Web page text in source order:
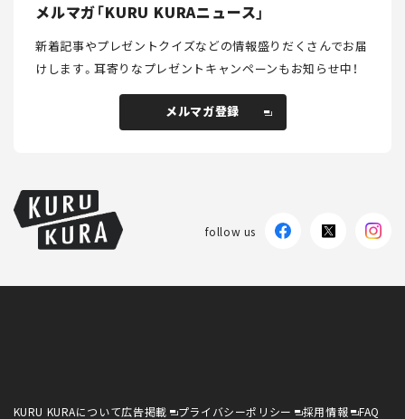
メルマガ「KURU KURAニュース」
新着記事やプレゼントクイズなどの情報盛りだくさんでお届
けします。耳寄りなプレゼントキャンペーンもお知らせ中！
メルマガ登録
follow us
KURU KURAについて広告掲載 プライバシーポリシー 採用情報 FAQ